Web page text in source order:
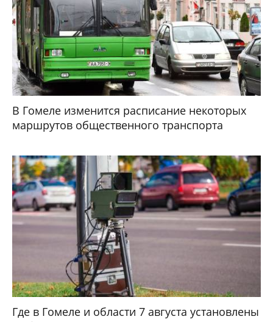
В Гомеле изменится расписание некоторых
маршрутов общественного транспорта
Где в Гомеле и области 7 августа установлены